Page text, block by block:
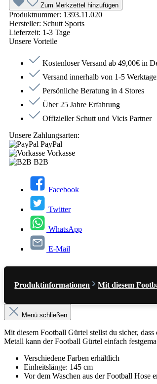
Zum Merkzettel hinzufügen
Produktnummer: 1393.11.020
Hersteller: Schutt Sports
Lieferzeit: 1-3 Tage
Unsere Vorteile
Kostenloser Versand ab 49,00€ in
Versand innerhalb von 1-5
Persönliche Beratung in 4 Stores
Über 25 Jahre Erfahrung
Offizieller Schutt und Vicis Partner
Unsere Zahlungsarten:
PayPal
Vorkasse
B2B
Facebook
Twitter
WhatsApp
E-Mail
Produktinformationen Mit diesem
Menü schließen
Mit diesem Football Gürtel stellst du sicher,
Metall kann der Football Gürtel einfach
Verschiedene Farben erhältlich
Einheitslänge: 145 cm
Vor dem Waschen aus der Football Hose